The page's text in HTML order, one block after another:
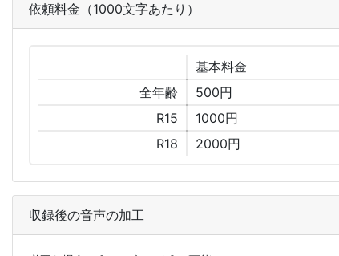
依頼料金（1000文字あたり）
基本料金
全年齢
500円
R15
1000円
R18
2000円
収録後の音声の加工